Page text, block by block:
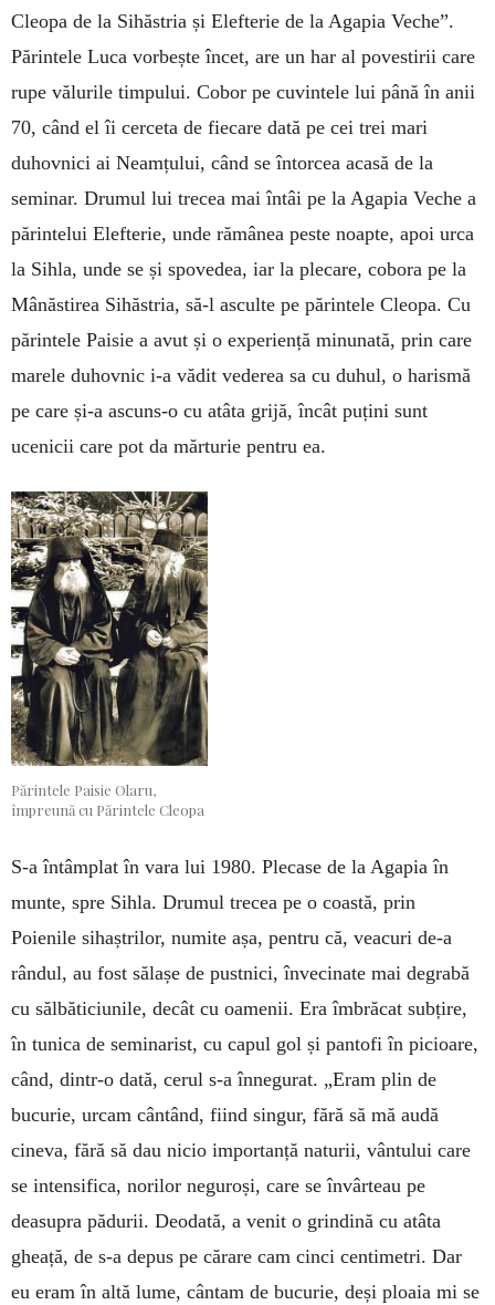
Cleopa de la Sihăstria și Elefterie de la Agapia Veche”.
Părintele Luca vorbește încet, are un har al povestirii care
rupe vălurile timpului. Cobor pe cuvintele lui până în anii
70, când el îi cerceta de fiecare dată pe cei trei mari
duhovnici ai Neamțului, când se întorcea acasă de la
seminar. Drumul lui trecea mai întâi pe la Agapia Veche a
părintelui Elefterie, unde rămânea peste noapte, apoi urca
la Sihla, unde se și spovedea, iar la plecare, cobora pe la
Mânăstirea Sihăstria, să-l asculte pe părintele Cleopa. Cu
părintele Paisie a avut și o experiență minunată, prin care
marele duhovnic i-a vădit vederea sa cu duhul, o harismă
pe care și-a ascuns-o cu atâta grijă, încât puțini sunt
ucenicii care pot da mărturie pentru ea.
Părintele Paisie Olaru,
împreună cu Părintele Cleopa
S-a întâmplat în vara lui 1980. Plecase de la Agapia în
munte, spre Sihla. Drumul trecea pe o coastă, prin
Poienile sihaștrilor, numite așa, pentru că, veacuri de-a
rândul, au fost sălașe de pustnici, învecinate mai degrabă
cu sălbăticiunile, decât cu oamenii. Era îmbrăcat subțire,
în tunica de seminarist, cu capul gol și pantofi în picioare,
când, dintr-o dată, cerul s-a înnegurat. „Eram plin de
bucurie, urcam cântând, fiind singur, fără să mă audă
cineva, fără să dau nicio importanță naturii, vântului care
se intensifica, norilor neguroși, care se învârteau pe
deasupra pădurii. Deodată, a venit o grindină cu atâta
gheață, de s-a depus pe cărare cam cinci centimetri. Dar
eu eram în altă lume, cântam de bucurie, deși ploaia mi se